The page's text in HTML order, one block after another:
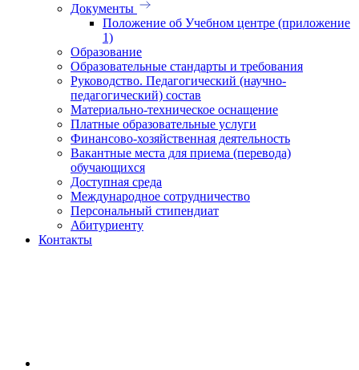
Документы
Положение об Учебном центре (приложение
1)
Образование
Образовательные стандарты и требования
Руководство. Педагогический (научно-
педагогический) состав
Материально-техническое оснащение
Платные образовательные услуги
Финансово-хозяйственная деятельность
Вакантные места для приема (перевода)
обучающихся
Доступная среда
Международное сотрудничество
Персональный стипендиат
Абитуриенту
Контакты